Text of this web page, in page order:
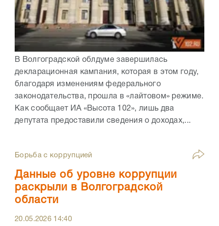
В Волгоградской облдуме завершилась
декларационная кампания, которая в этом году,
благодаря изменениям федерального
законодательства, прошла в «лайтовом» режиме.
Как сообщает ИА «Высота 102», лишь два
депутата предоставили сведения о доходах,...
Борьба с коррупцией
Данные об уровне коррупции
раскрыли в Волгоградской
области
20.05.2026 14:40